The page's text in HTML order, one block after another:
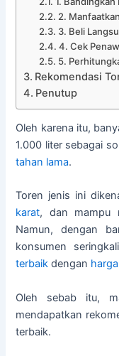
2.
3. Beli
4. Cek
5.
Rekomendasi
Penutup
Oleh karena itu,
1.000 liter sebagai
tahan lama.
Toren jenis ini
karat, dan mampu
Namun, dengan
konsumen
terbaik dengan harga
Oleh sebab itu,
mendapatkan
terbaik.